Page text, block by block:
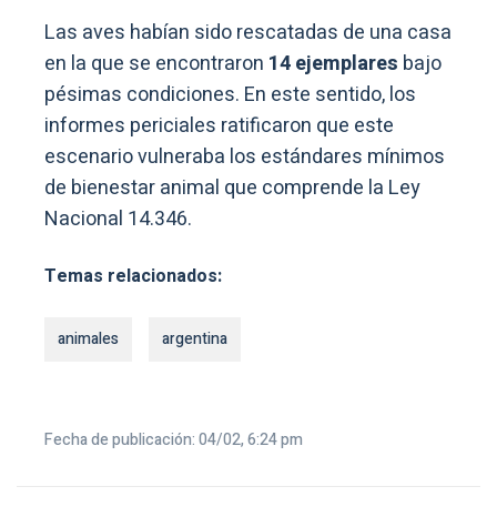
Las aves habían sido rescatadas de una casa
en la que se encontraron 14 ejemplares bajo
pésimas condiciones. En este sentido, los
informes periciales ratificaron que este
escenario vulneraba los estándares mínimos
de bienestar animal que comprende la Ley
Nacional 14.346.
Temas relacionados:
animales argentina
Fecha de publicación: 04/02, 6:24 pm